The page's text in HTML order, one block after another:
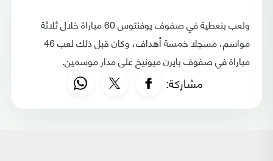
ولعب بنعطية في صفوف يوفنتوس 60 مباراة خلال ثلاثة
مواسم، مسجلا خمسة أهداف، وكان قبل ذلك لعب 46
مباراة في صفوف بايرن ميونيخ على مدار موسمين.
مشاركة: